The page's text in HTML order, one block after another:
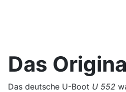
Das
Das deutsche U-Boot U 552